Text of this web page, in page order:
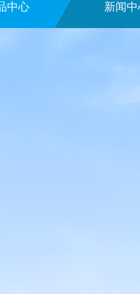
中心 新闻中